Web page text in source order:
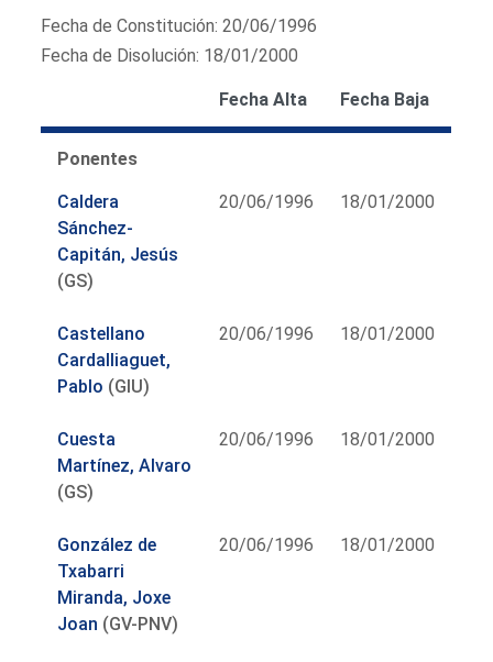
Fecha de Constitución: 20/06/1996
Fecha de Disolución: 18/01/2000
Fecha Alta Fecha Baja
Ponentes
Caldera
Sánchez-
Capitán, Jesús
(GS)
20/06/1996 18/01/2000
Castellano
Cardalliaguet,
Pablo (GIU)
20/06/1996 18/01/2000
Cuesta
Martínez, Alvaro
(GS)
20/06/1996 18/01/2000
González de
Txabarri
Miranda, Joxe
Joan (GV-PNV)
20/06/1996 18/01/2000